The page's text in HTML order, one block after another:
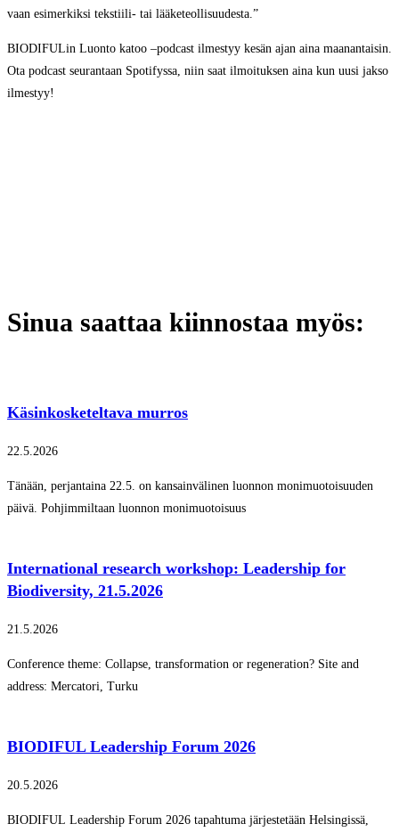
vaan esimerkiksi tekstiili- tai lääketeollisuudesta.”
BIODIFULin Luonto katoo –podcast ilmestyy kesän ajan aina maanantaisin.
Ota podcast seurantaan Spotifyssa, niin saat ilmoituksen aina kun uusi jakso
ilmestyy!
Sinua saattaa kiinnostaa myös:
Käsinkosketeltava murros
22.5.2026
Tänään, perjantaina 22.5. on kansainvälinen luonnon monimuotoisuuden
päivä. Pohjimmiltaan luonnon monimuotoisuus
International research workshop: Leadership for
Biodiversity, 21.5.2026
21.5.2026
Conference theme: Collapse, transformation or regeneration? Site and
address: Mercatori, Turku
BIODIFUL Leadership Forum 2026
20.5.2026
BIODIFUL Leadership Forum 2026 tapahtuma järjestetään Helsingissä,